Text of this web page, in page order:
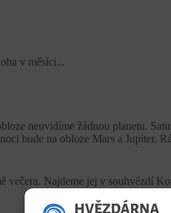
v měsíci...
neuvidíme žádnou planetu.
bude na obloze Mars a Jupiter.
večera. Najdeme jej v souhvězdí